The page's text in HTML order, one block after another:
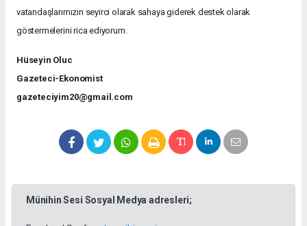
vatandaşlarımızın seyirci olarak sahaya giderek destek olarak
göstermelerini rica ediyorum.
Hüseyin Oluc
Gazeteci-Ekonomist
gazeteciyim20@gmail.com
Münihin Sesi Sosyal Medya adresleri;